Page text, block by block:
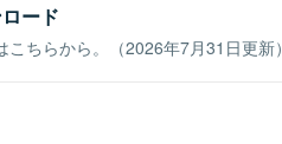
ード
ちらから。（2026年7月31日更新）